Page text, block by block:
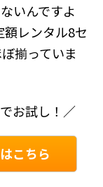
いんですよ
額レンタル8セ
揃っていま
でお試し！／
こちら